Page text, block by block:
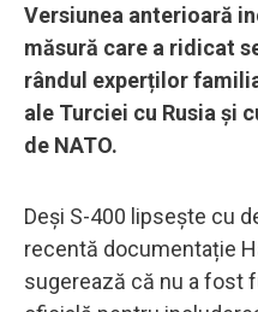
Versiunea anterioară
măsură care a ridicat
rândul experților
ale Turciei cu Rusia și
de NATO.
Deși S-400 lipsește cu
recentă documentație
sugerează că nu a fost